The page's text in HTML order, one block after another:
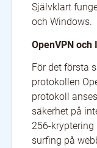
Självklart
och Windows.
OpenVPN och
För det första
protokollen
protokoll
säkerhet på
256-
surfing på